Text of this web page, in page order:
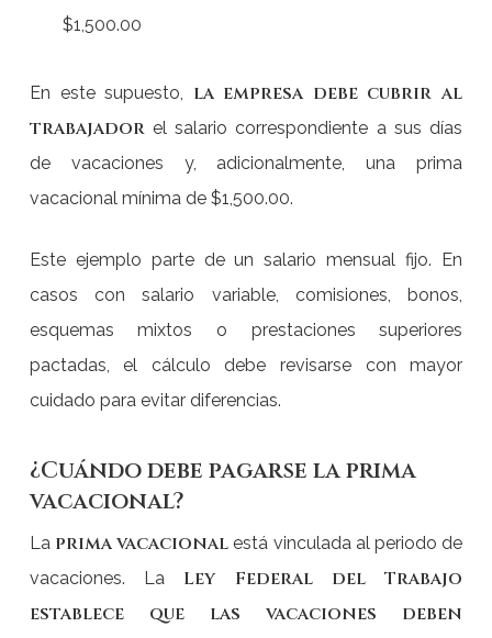
$1,500.00
En este supuesto, la empresa debe cubrir al
trabajadorel salario correspondiente a sus días
de vacaciones y, adicionalmente, una prima
vacacional mínima de $1,500.00.
Este ejemplo parte de un salario mensual fijo. En
casos con salario variable, comisiones, bonos,
esquemas mixtos o prestaciones superiores
pactadas, el cálculo debe revisarse con mayor
cuidado para evitar diferencias.
¿Cuándo debe pagarse la prima
vacacional?
La prima vacacional está vinculada al periodo de
vacaciones. La Ley Federal del Trabajo
establece que las vacaciones deben